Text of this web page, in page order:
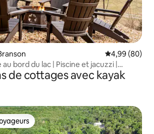
Évaluation
4,99 (80)
au bord du lac | Piscine et jacuzzi |
de 16 personnes
de cottages avec kayak